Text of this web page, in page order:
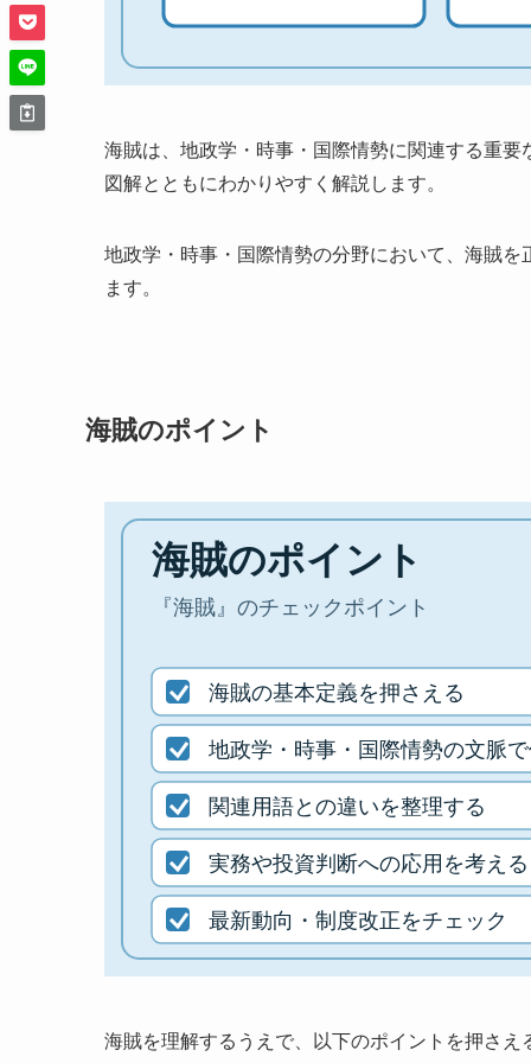
海賊は、地政学・時事・国際情勢に関連する重
図解とともにわかりやすく解説します。
地政学・時事・国際情勢の分野において、海賊
ます。
海賊のポイント
海賊を理解するうえで、以下のポイントを押さ